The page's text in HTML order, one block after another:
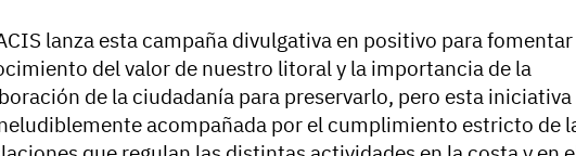
lanza esta campaña divulgativa en positivo para fomentar
del valor de nuestro litoral y la importancia de la
de la ciudadanía para preservarlo, pero esta iniciativa
acompañada por el cumplimiento estricto de